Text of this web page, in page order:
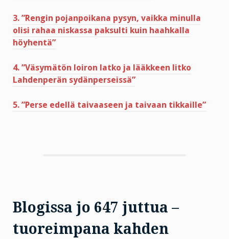
3. ”Rengin pojanpoikana pysyn, vaikka minulla
olisi rahaa niskassa paksulti kuin haahkalla
höyhentä”
4. ”Väsymätön loiron latko ja lääkkeen litko
Lahdenperän sydänperseissä”
5. ”Perse edellä taivaaseen ja taivaan tikkaille”
Blogissa jo 647 juttua –
tuoreimpana kahden